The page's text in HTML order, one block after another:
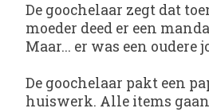
De goochelaar zegt dat
moeder deed er een
Maar... er was een
De goochelaar pakt een
huiswerk. Alle items